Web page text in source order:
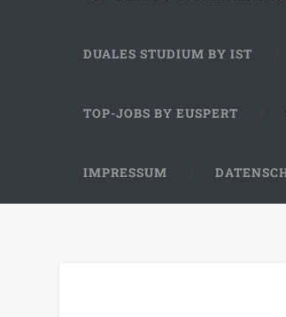
DUALES STUDIUM BY IST
TOP-JOBS BY EUSPERT
IMPRESSUM